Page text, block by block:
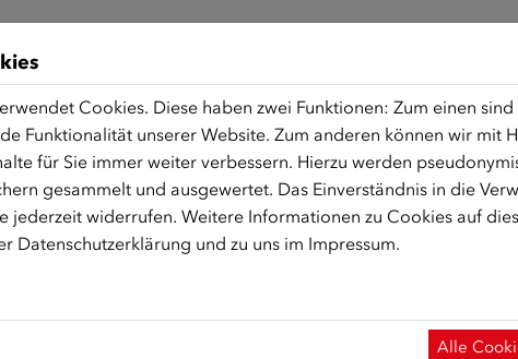
Start des Onlinekurses aktiviert.)
Cookies. Diese haben zwei Funktionen: Zum einen
Funktionalität unserer Website. Zum anderen können wir mit
für Sie immer weiter verbessern. Hierzu werden
gesammelt und ausgewertet. Das Einverständnis in die
jederzeit widerrufen. Weitere Informationen zu Cookies auf
Datenschutzerklärung und zu uns im Impressum.
Alle